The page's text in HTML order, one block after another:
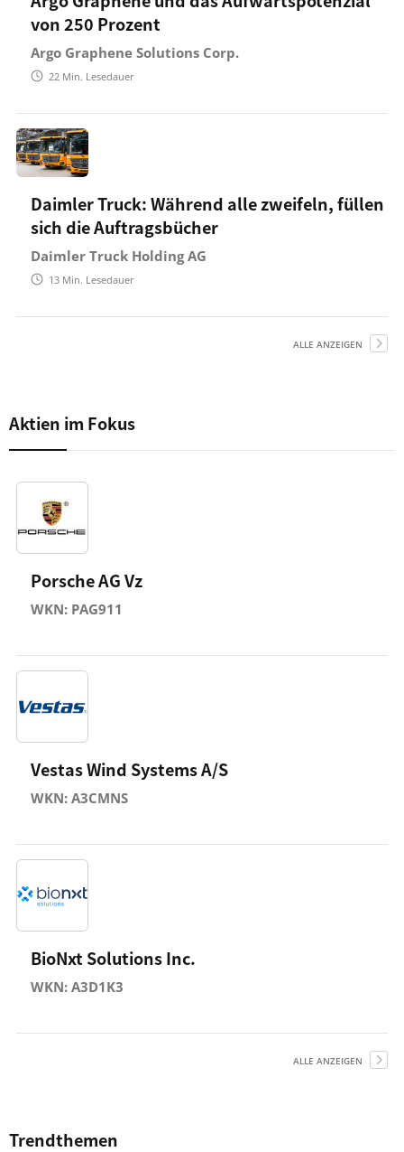
von 250 Prozent
Argo Graphene Solutions Corp.
22 Min. Lesedauer
Daimler Truck: Während alle zweifeln, füllen
sich die Auftragsbücher
Daimler Truck Holding AG
13 Min. Lesedauer
ALLE ANZEIGEN
Aktien im Fokus
Porsche AG Vz
WKN: PAG911
Vestas Wind Systems A/S
WKN: A3CMNS
BioNxt Solutions Inc.
WKN: A3D1K3
ALLE ANZEIGEN
Trendthemen